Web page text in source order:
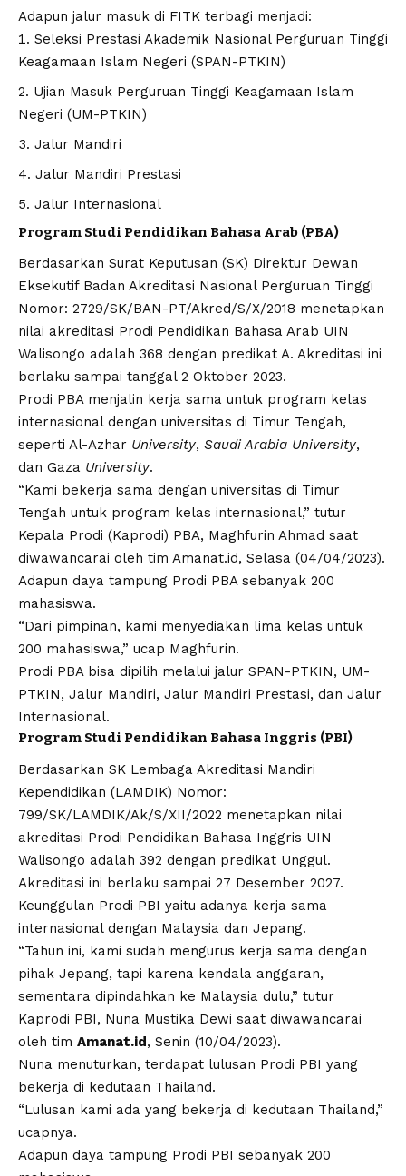
Adapun jalur masuk di FITK terbagi menjadi:
Seleksi Prestasi Akademik Nasional Perguruan Tinggi
Keagamaan Islam Negeri (SPAN-PTKIN)
Ujian Masuk Perguruan Tinggi Keagamaan Islam
Negeri (UM-PTKIN)
Jalur Mandiri
Jalur Mandiri Prestasi
Jalur Internasional
Program Studi Pendidikan Bahasa Arab (PBA)
Berdasarkan Surat Keputusan (SK) Direktur Dewan
Eksekutif Badan Akreditasi Nasional Perguruan Tinggi
Nomor: 2729/SK/BAN-PT/Akred/S/X/2018 menetapkan
nilai akreditasi Prodi Pendidikan Bahasa Arab UIN
Walisongo adalah 368 dengan predikat A. Akreditasi ini
berlaku sampai tanggal 2 Oktober 2023.
Prodi PBA menjalin kerja sama untuk program kelas
internasional dengan universitas di Timur Tengah,
seperti Al-Azhar University, Saudi Arabia University,
dan Gaza University.
“Kami bekerja sama dengan universitas di Timur
Tengah untuk program kelas internasional,” tutur
Kepala Prodi (Kaprodi) PBA, Maghfurin Ahmad saat
diwawancarai oleh tim Amanat.id, Selasa (04/04/2023).
Adapun daya tampung Prodi PBA sebanyak 200
mahasiswa.
“Dari pimpinan, kami menyediakan lima kelas untuk
200 mahasiswa,” ucap Maghfurin.
Prodi PBA bisa dipilih melalui jalur SPAN-PTKIN, UM-
PTKIN, Jalur Mandiri, Jalur Mandiri Prestasi, dan Jalur
Internasional.
Program Studi Pendidikan Bahasa Inggris (PBI)
Berdasarkan SK Lembaga Akreditasi Mandiri
Kependidikan (LAMDIK) Nomor:
799/SK/LAMDIK/Ak/S/XII/2022 menetapkan nilai
akreditasi Prodi Pendidikan Bahasa Inggris UIN
Walisongo adalah 392 dengan predikat Unggul.
Akreditasi ini berlaku sampai 27 Desember 2027.
Keunggulan Prodi PBI yaitu adanya kerja sama
internasional dengan Malaysia dan Jepang.
“Tahun ini, kami sudah mengurus kerja sama dengan
pihak Jepang, tapi karena kendala anggaran,
sementara dipindahkan ke Malaysia dulu,” tutur
Kaprodi PBI, Nuna Mustika Dewi saat diwawancarai
oleh tim Amanat.id, Senin (10/04/2023).
Nuna menuturkan, terdapat lulusan Prodi PBI yang
bekerja di kedutaan Thailand.
“Lulusan kami ada yang bekerja di kedutaan Thailand,”
ucapnya.
Adapun daya tampung Prodi PBI sebanyak 200